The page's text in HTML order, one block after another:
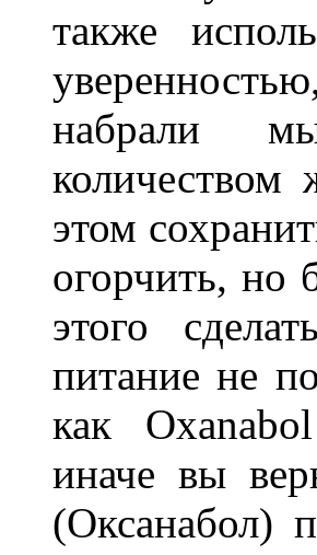
также
набрали
количеством
этом
огорчить, но
этого
питание не
как
иначе вы
(Оксанабол)